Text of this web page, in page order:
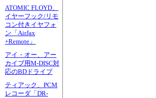
ATOMIC FLOYD、
イヤーフック/リモ
コン付きイヤフォ
ン「AirJax
+Remote」
アイ・オー、アー
カイブ用M-DISC対
応のBDドライブ
ティアック、PCM
レコーダ「DR-